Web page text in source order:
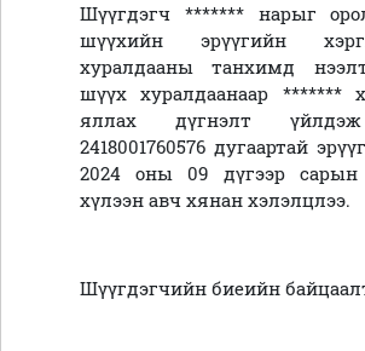
Шүүгдэгч ******* нарыг
шүүхийн эрүүгийн
хуралдааны танхимд
шүүх хуралдаанаар *******
яллах дүгнэлт
2418001760576 дугаартай
2024 оны 09 дүгээр
хүлээн авч хянан хэлэлцлээ.
Шүүгдэгчийн биеийн